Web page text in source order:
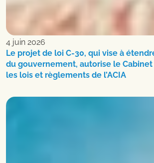
4 juin 2026
Le projet de loi C-30, qui vise à
du gouvernement, autorise le
les lois et règlements de l’ACIA